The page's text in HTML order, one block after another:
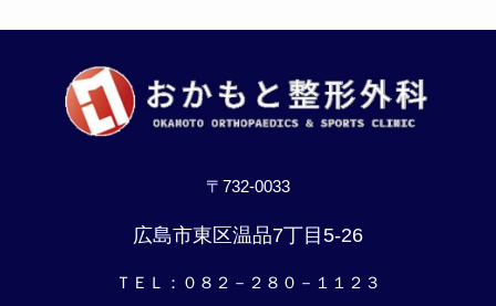
〒732-0033
広島市東区温品7丁目5-26
ＴＥＬ：０８２－２８０－１１２３